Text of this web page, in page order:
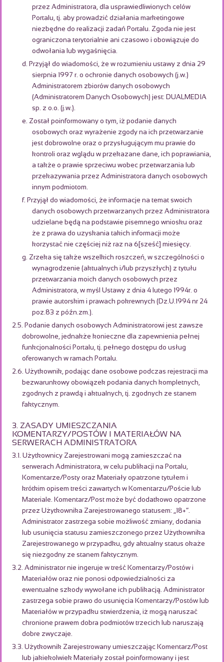
przez Administratora, dla usprawiedliwionych celów
Portalu, tj. aby prowadzić działania marketingowe
niezbędne do realizacji zadań Portalu. Zgoda nie jest
ograniczona terytorialnie ani czasowo i obowiązuje do
odwołania lub wygaśnięcia.
d. Przyjął do wiadomości, że w rozumieniu ustawy z dnia 29
sierpnia 1997 r. o ochronie danych osobowych (j.w.)
Administratorem zbiorów danych osobowych
(Administratorem Danych Osobowych) jest: DUALMEDIA
sp. z o.o. (j.w.).
e. Został poinformowany o tym, iż podanie danych
osobowych oraz wyrażenie zgody na ich przetwarzanie
jest dobrowolne oraz o przysługującym mu prawie do
kontroli oraz wglądu w przekazane dane, ich poprawiania,
a także o prawie sprzeciwu wobec przetwarzania lub
przekazywania przez Administratora danych osobowych
innym podmiotom.
f. Przyjął do wiadomości, że informacje na temat swoich
danych osobowych przetwarzanych przez Administratora
udzielane będą na podstawie pisemnego wniosku oraz
że z prawa do uzyskania takich informacji może
korzystać nie częściej niż raz na 6[sześć] miesięcy.
g. Zrzeka się także wszelkich roszczeń, w szczególności o
wynagrodzenie (aktualnych i/lub przyszłych) z tytułu
przetwarzania moich danych osobowych przez
Administratora, w myśl Ustawy z dnia 4 lutego 1994r. o
prawie autorskim i prawach pokrewnych (Dz.U.1994 nr 24
poz.83 z późn.zm.).
2.5. Podanie danych osobowych Administratorowi jest zawsze
dobrowolne, jednakże konieczne dla zapewnienia pełnej
funkcjonalności Portalu, tj. pełnego dostępu do usług
oferowanych w ramach Portalu.
2.6. Użytkownik, podając dane osobowe podczas rejestracji ma
bezwarunkowy obowiązek podania danych kompletnych,
zgodnych z prawdą i aktualnych, tj. zgodnych ze stanem
faktycznym.
3. ZASADY UMIESZCZANIA
KOMENTARZY/POSTÓW I MATERIAŁÓW NA
SERWERACH ADMINISTRATORA
3.1. Użytkownicy Zarejestrowani mogą zamieszczać na
serwerach Administratora, w celu publikacji na Portalu,
Komentarze/Posty oraz Materiały opatrzone tytułem i
krótkim opisem treści zawartych w Komentarzu/Poście lub
Materiale. Komentarz/Post może być dodatkowo opatrzone
przez Użytkownika Zarejestrowanego statusem: „18+”.
Administrator zastrzega sobie możliwość zmiany, dodania
lub usunięcia statusu zamieszczonego przez Użytkownika
Zarejestrowanego w przypadku, gdy aktualny status okaże
się niezgodny ze stanem faktycznym.
3.2. Administrator nie ingeruje w treść Komentarzy/Postów i
Materiałów oraz nie ponosi odpowiedzialności za
ewentualne szkody wywołane ich publikacją. Administrator
zastrzega sobie prawo do usunięcia Komentarzy/Postów lub
Materiałów w przypadku stwierdzenia, iż mogą naruszać
chronione prawem dobra podmiotów trzecich lub naruszają
dobre zwyczaje.
3.3. Użytkownik Zarejestrowany umieszczając Komentarz/Post
lub jakiekolwiek Materiały został poinformowany i jest